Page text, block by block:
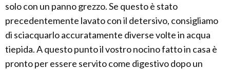
solo con un panno grezzo. Se questo è stato
precedentemente lavato con il detersivo, consigliamo
di sciacquarlo accuratamente diverse volte in acqua
tiepida. A questo punto il vostro nocino fatto in casa è
pronto per essere servito come digestivo dopo un